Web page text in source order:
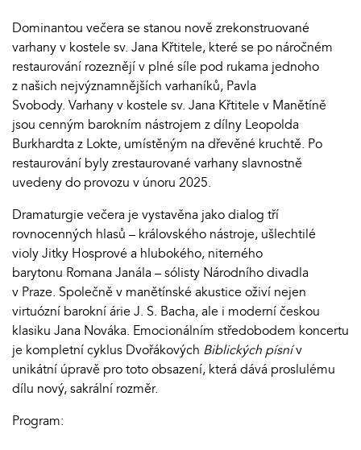
Dominantou večera se stanou nově zrekonstruované
varhany v kostele sv. Jana Křtitele, které se po náročném
restaurování rozeznějí v plné síle pod rukama jednoho
z našich nejvýznamnějších varhaníků, Pavla
Svobody. Varhany v kostele sv. Jana Křtitele v Manětíně
jsou cenným barokním nástrojem z dílny Leopolda
Burkhardta z Lokte, umístěným na dřevěné kruchtě. Po
restaurování byly zrestaurované varhany slavnostně
uvedeny do provozu v únoru 2025.
Dramaturgie večera je vystavěna jako dialog tří
rovnocenných hlasů – královského nástroje, ušlechtilé
violy Jitky Hosprové a hlubokého, niterného
barytonu Romana Janála – sólisty Národního divadla
v Praze. Společně v manětínské akustice oživí nejen
virtuózní barokní árie J. S. Bacha, ale i moderní českou
klasiku Jana Nováka. Emocionálním středobodem koncertu
je kompletní cyklus Dvořákových Biblických písnív
unikátní úpravě pro toto obsazení, která dává proslulému
dílu nový, sakrální rozměr.
Program: